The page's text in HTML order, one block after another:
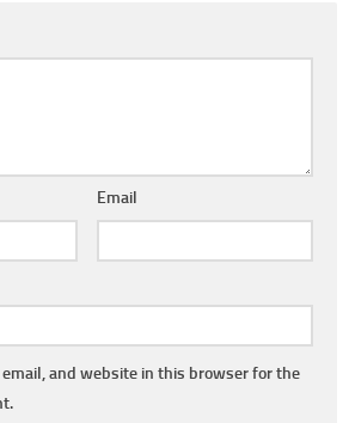
Email
email, and website in this browser for the